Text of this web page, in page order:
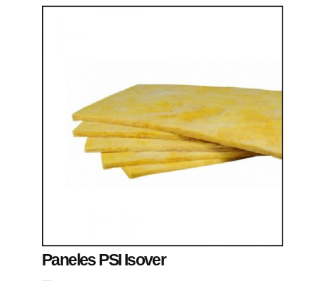
Paneles PSI Isover